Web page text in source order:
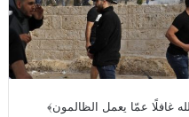
غافلًا عمّا يعمل الظالمون﴾